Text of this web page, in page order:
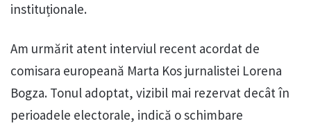
instituționale.
Am urmărit atent interviul recent acordat de
comisara europeană Marta Kos jurnalistei Lorena
Bogza. Tonul adoptat, vizibil mai rezervat decât în
perioadele electorale, indică o schimbare